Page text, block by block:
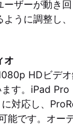
ザーが動き
ように調整し
オ
HDビデ
す。iPad Pro
対応し、
能です。オー